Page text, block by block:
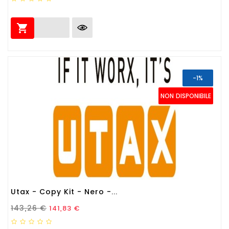

NON DISPONIBILE
-1%
Utax - Copy Kit - Nero -...
Prezzo Standard
143,26 € Prezzo
141,83 €